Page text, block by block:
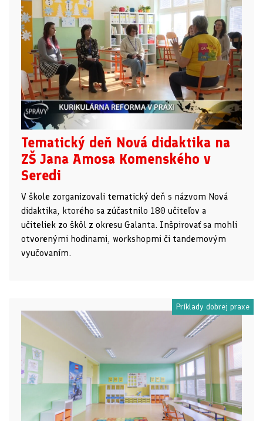
Tematický deň Nová didaktika na
ZŠ Jana Amosa Komenského v
Seredi
V škole zorganizovali tematický deň s názvom Nová
didaktika, ktorého sa zúčastnilo 180 učiteľov a
učiteliek zo škôl z okresu Galanta. Inšpirovať sa mohli
otvorenými hodinami, workshopmi či tandemovým
vyučovaním.
Príklady dobrej praxe